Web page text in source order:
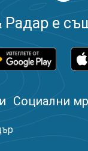
Радар е
Социални